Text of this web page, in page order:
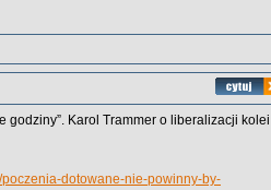
godziny”. Karol Trammer o liberalizacji kolei
dotowane-nie-powinny-by-